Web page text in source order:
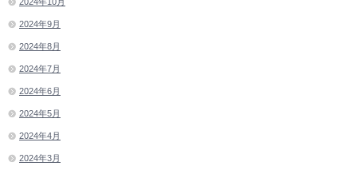
2024年9月
2024年8月
2024年7月
2024年6月
2024年5月
2024年4月
2024年3月